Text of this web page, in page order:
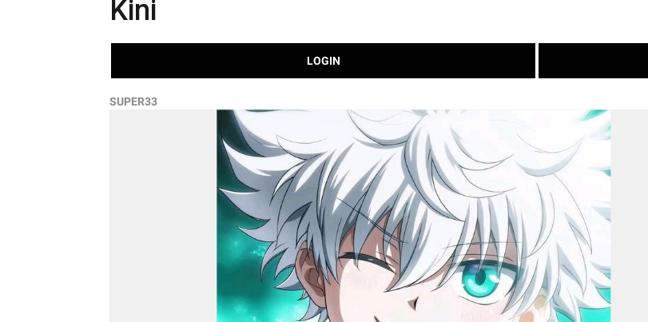
Kini
LOGIN
SUPER33